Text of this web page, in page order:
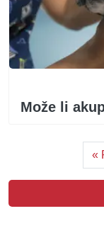
Može li
«